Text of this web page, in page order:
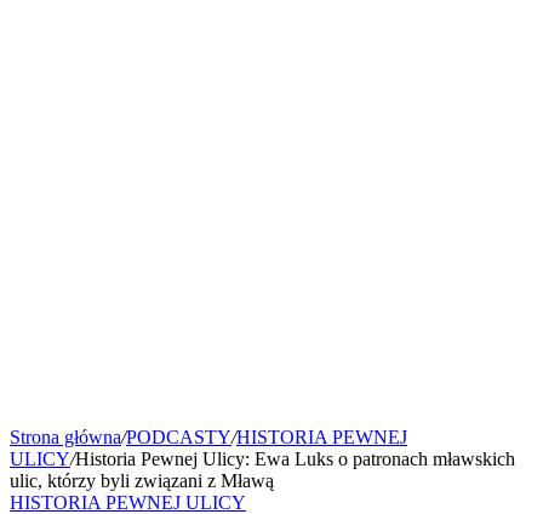
Strona główna/PODCASTY/HISTORIA PEWNEJ
ULICY/Historia Pewnej Ulicy: Ewa Luks o patronach mławskich
ulic, którzy byli związani z Mławą
HISTORIA PEWNEJ ULICY